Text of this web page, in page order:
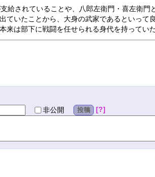
給されていることや、八郎左衛門・喜左衛門
ていたことから、大身の武家であるといって
来は部下に戦闘を任せられる身代を持っていた
非公開 投稿 ?